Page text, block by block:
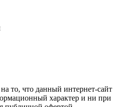
то, что данный интернет-сайт
характер и ни при